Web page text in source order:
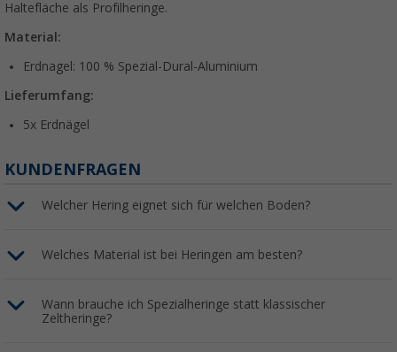
Haltefläche als Profilheringe.
Material:
Erdnagel: 100 % Spezial-Dural-Aluminium
Lieferumfang:
5x Erdnägel
KUNDENFRAGEN
Welcher Hering eignet sich für welchen Boden?
Welches Material ist bei Heringen am besten?
Wann brauche ich Spezialheringe statt klassischer
Zeltheringe?